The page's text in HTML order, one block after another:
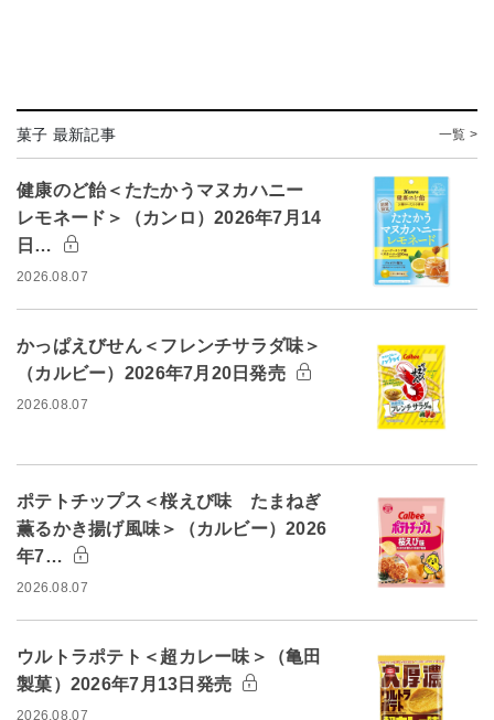
菓子 最新記事 一覧 >
健康のど飴＜たたかうマヌカハニー
レモネード＞（カンロ）2026年7月14
日…
2026.08.07
かっぱえびせん＜フレンチサラダ味＞
（カルビー）2026年7月20日発売
2026.08.07
ポテトチップス＜桜えび味 たまねぎ
薫るかき揚げ風味＞（カルビー）2026
年7…
2026.08.07
ウルトラポテト＜超カレー味＞（亀田
製菓）2026年7月13日発売
2026.08.07